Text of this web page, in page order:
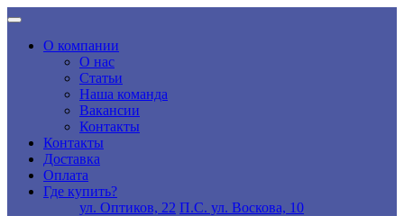
О компании
О нас
Статьи
Наша команда
Вакансии
Контакты
Контакты
Доставка
Оплата
Где купить?
ул. Оптиков, 22 П.С. ул. Воскова, 10